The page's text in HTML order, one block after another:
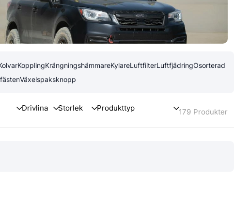
KopplingKrängningshämmareKylareLuftfilterLuftfjädringOsorterad
Växelspaksknopp
179 Produkter